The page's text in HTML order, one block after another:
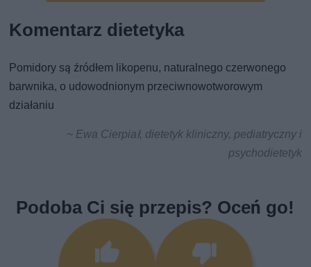
Komentarz dietetyka
Pomidory są źródłem likopenu, naturalnego czerwonego
barwnika, o udowodnionym przeciwnowotworowym
działaniu
~ Ewa Cierpiał, dietetyk kliniczny, pediatryczny i
psychodietetyk
Podoba Ci się przepis? Oceń go!